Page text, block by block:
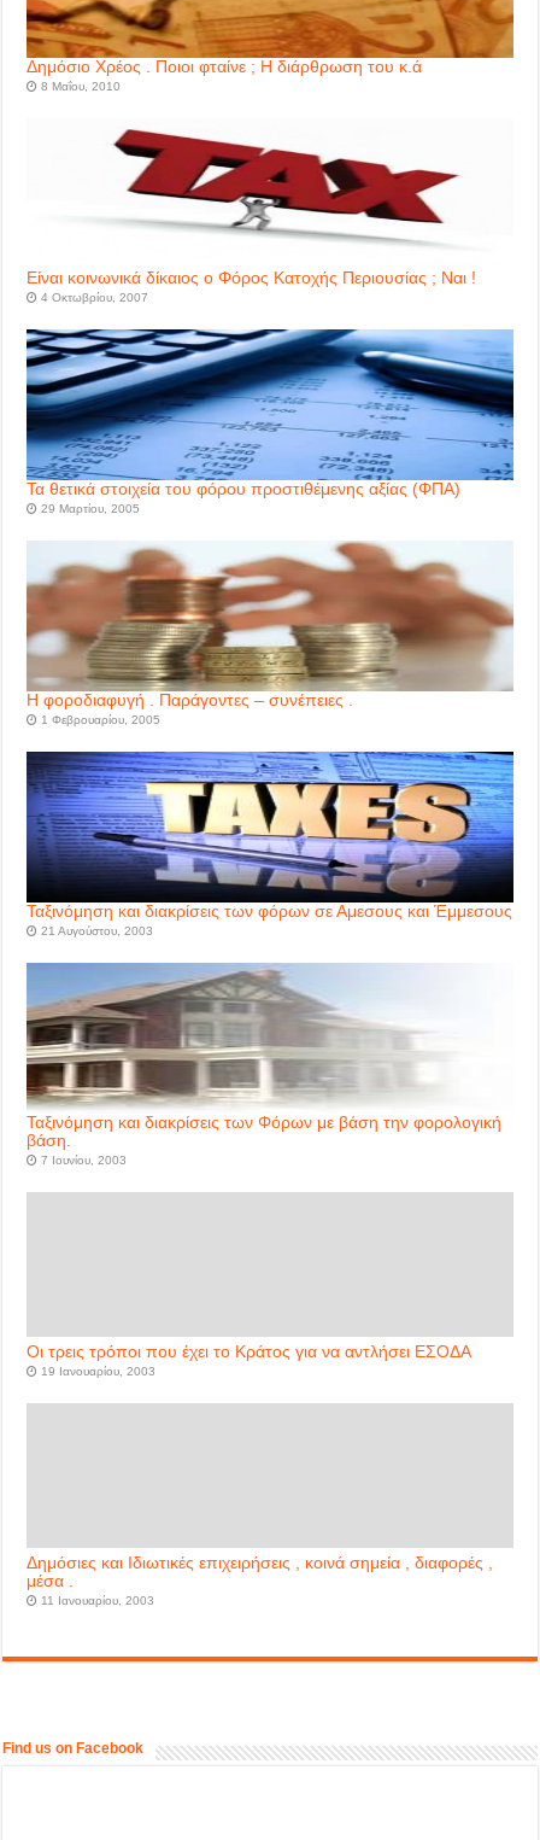
Δημόσιο Χρέος . Ποιοι φταίνε ; Η διάρθρωση του κ.ά
8 Μαΐου, 2010
Είναι κοινωνικά δίκαιος ο Φόρος Κατοχής Περιουσίας ; Ναι !
4 Οκτωβρίου, 2007
Τα θετικά στοιχεία του φόρου προστιθέμενης αξίας (ΦΠΑ)
29 Μαρτίου, 2005
Η φοροδιαφυγή . Παράγοντες – συνέπειες .
1 Φεβρουαρίου, 2005
Ταξινόμηση και διακρίσεις των φόρων σε Αμεσους και Έμμεσους
21 Αυγούστου, 2003
Ταξινόμηση και διακρίσεις των Φόρων με βάση την φορολογική
βάση.
7 Ιουνίου, 2003
Οι τρεις τρόποι που έχει το Κράτος για να αντλήσει ΕΣΟΔΑ
19 Ιανουαρίου, 2003
Δημόσιες και Ιδιωτικές επιχειρήσεις , κοινά σημεία , διαφορές ,
μέσα .
11 Ιανουαρίου, 2003
Find us on Facebook